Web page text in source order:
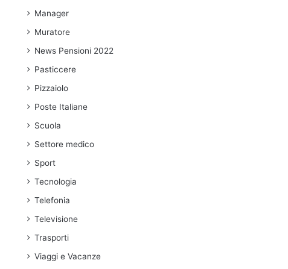
Manager
Muratore
News Pensioni 2022
Pasticcere
Pizzaiolo
Poste Italiane
Scuola
Settore medico
Sport
Tecnologia
Telefonia
Televisione
Trasporti
Viaggi e Vacanze